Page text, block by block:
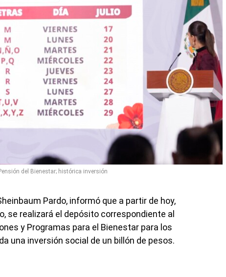
del Bienestar; histórica inversión
Pardo, informó que a partir de hoy,
se realizará el depósito correspondiente al
y Programas para el Bienestar para los
una inversión social de un billón de pesos.